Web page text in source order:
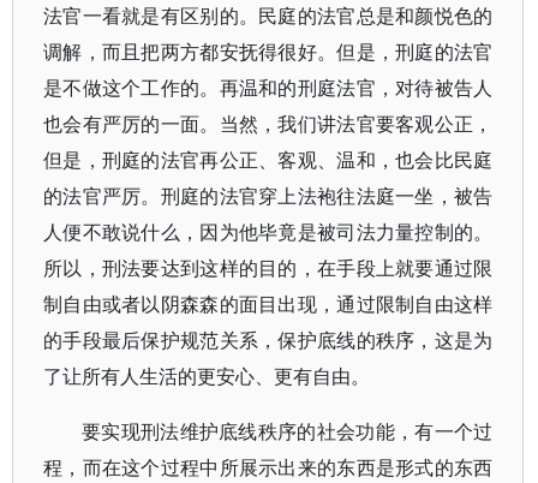
法官一看就是有区别的。民庭的法官总是和颜悦色的
调解，而且把两方都安抚得很好。但是，刑庭的法官
是不做这个工作的。再温和的刑庭法官，对待被告人
也会有严厉的一面。当然，我们讲法官要客观公正，
但是，刑庭的法官再公正、客观、温和，也会比民庭
的法官严厉。刑庭的法官穿上法袍往法庭一坐，被告
人便不敢说什么，因为他毕竟是被司法力量控制的。
所以，刑法要达到这样的目的，在手段上就要通过限
制自由或者以阴森森的面目出现，通过限制自由这样
的手段最后保护规范关系，保护底线的秩序，这是为
了让所有人生活的更安心、更有自由。
要实现刑法维护底线秩序的社会功能，有一个过
程，而在这个过程中所展示出来的东西是形式的东西